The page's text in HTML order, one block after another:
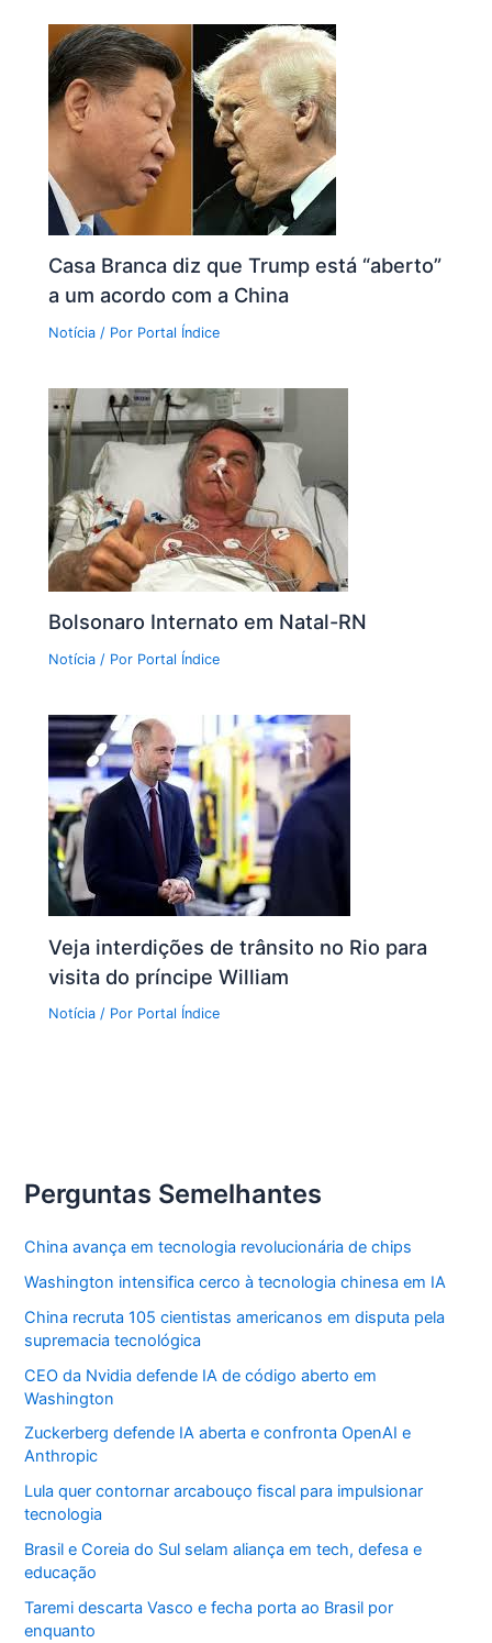
Casa Branca diz que Trump está “aberto”
a um acordo com a China
Notícia / Por Portal Índice
Bolsonaro Internato em Natal-RN
Notícia / Por Portal Índice
Veja interdições de trânsito no Rio para
visita do príncipe William
Notícia / Por Portal Índice
Perguntas Semelhantes
China avança em tecnologia revolucionária de chips
Washington intensifica cerco à tecnologia chinesa em IA
China recruta 105 cientistas americanos em disputa pela
supremacia tecnológica
CEO da Nvidia defende IA de código aberto em
Washington
Zuckerberg defende IA aberta e confronta OpenAI e
Anthropic
Lula quer contornar arcabouço fiscal para impulsionar
tecnologia
Brasil e Coreia do Sul selam aliança em tech, defesa e
educação
Taremi descarta Vasco e fecha porta ao Brasil por
enquanto